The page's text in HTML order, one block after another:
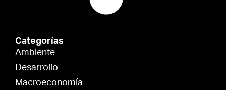
Categorías
Ambiente
Desarrollo
Macroeconomía